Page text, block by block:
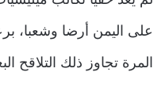
على اليمن أرضا وشعبا،
المرة تجاوز ذلك التلاقح